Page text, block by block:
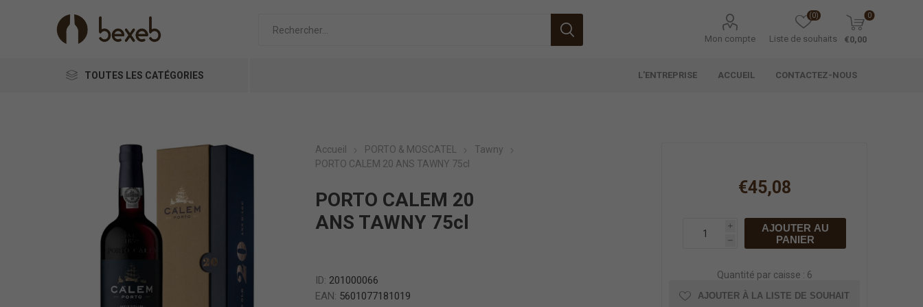
Mon compte Liste de souhaits
(0) 0
€0,00
TOUTES LES CATÉGORIES L'ENTREPRISE ACCUEIL CONTACTEZ-NOUS
Accueil PORTO & MOSCATEL
Tawny
PORTO CALEM 20 ANS TAWNY 75cl
PORTO CALEM 20
ANS TAWNY 75cl
ID: 201000066
EAN: 5601077181019
€45,08
i
h
AJOUTER AU
PANIER
Quantité par caisse : 6
AJOUTER À LA LISTE DE SOUHAIT